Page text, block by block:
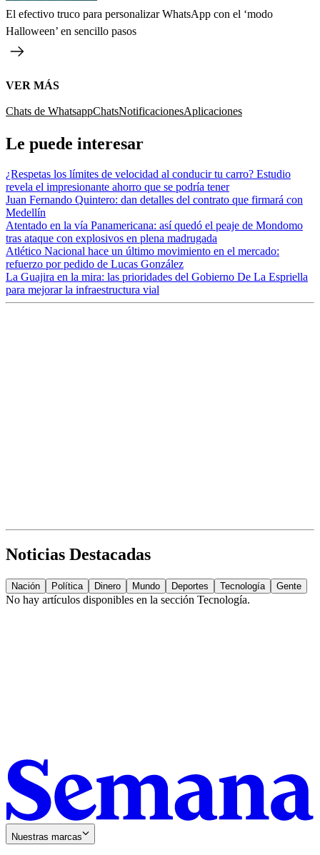
El efectivo truco para personalizar WhatsApp con el ‘modo
Halloween’ en sencillo pasos
VER MÁS
Chats de WhatsappChatsNotificacionesAplicaciones
Le puede interesar
¿Respetas los límites de velocidad al conducir tu carro? Estudio
revela el impresionante ahorro que se podría tener
Juan Fernando Quintero: dan detalles del contrato que firmará con
Medellín
Atentado en la vía Panamericana: así quedó el peaje de Mondomo
tras ataque con explosivos en plena madrugada
Atlético Nacional hace un último movimiento en el mercado:
refuerzo por pedido de Lucas González
La Guajira en la mira: las prioridades del Gobierno De La Espriella
para mejorar la infraestructura vial
Noticias Destacadas
Nación Política Dinero Mundo Deportes Tecnología Gente
No hay artículos disponibles en la sección Tecnología.
Nuestras marcas